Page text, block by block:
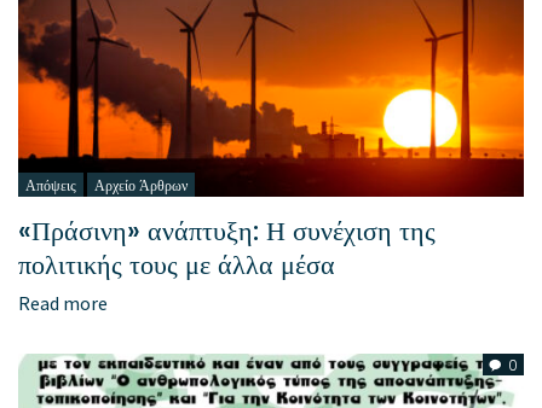
Απόψεις Αρχείο Άρθρων
«Πράσινη» ανάπτυξη: Η συνέχιση της
πολιτικής τους με άλλα μέσα
Read more
0